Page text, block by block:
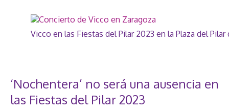
Vicco en las Fiestas del Pilar 2023 en la Plaza del Pilar
‘Nochentera’ no será una ausencia en
las Fiestas del Pilar 2023